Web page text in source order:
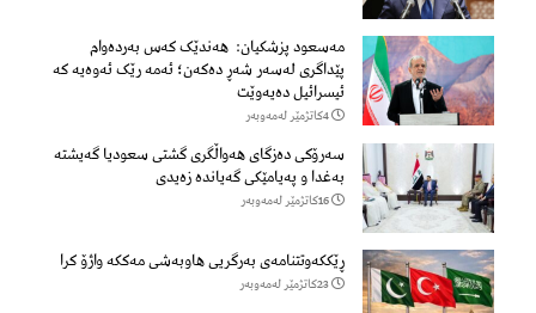
مەسعود پزشكیان: هەندێک کەس بەردەوام
پێداگری لەسەر شەڕ دەكەن؛ ئەمە رێک ئەوەیە کە
ئیسرائیل دەیەوێت
4كاتژمێر لەمەوبەر
سەرۆكی دەزگای هەواڵگری گشتی سعودیا گەیشتە
بەغدا و پەیامێكی گەیاندە زەیدی
16كاتژمێر لەمەوبەر
ڕێککەوتتنامەی بەرگریی هاوبەشی مەککە واژۆ کرا
23كاتژمێر لەمەوبەر